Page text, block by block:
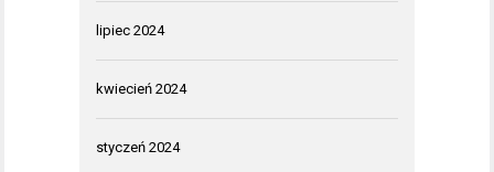
lipiec 2024
kwiecień 2024
styczeń 2024